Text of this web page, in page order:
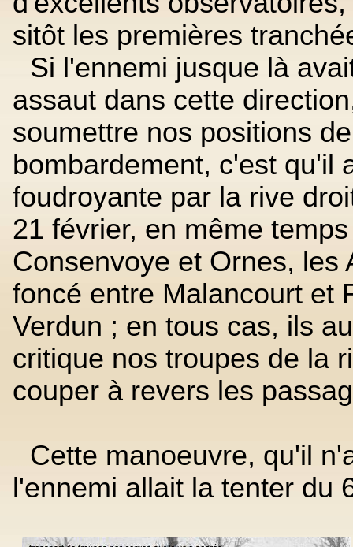
sitôt les premières
Si l'ennemi jusque là
assaut dans cette
soumettre nos positions
bombardement, c'est qu'il
foudroyante par la rive
21 février, en même
Consenvoye et Ornes, les
foncé entre Malancourt et
Verdun ; en tous cas, ils
critique nos troupes de la
couper à revers les
Cette manoeuvre, qu'il
l'ennemi allait la tenter du